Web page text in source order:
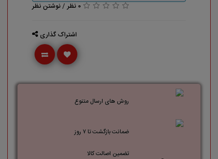
0 نظر
/نوشتن نظر
اشتراک گذاری
روش های ارسال متنوع
ضمانت بازگشت تا ۷ روز
تضمین اصالت کالا